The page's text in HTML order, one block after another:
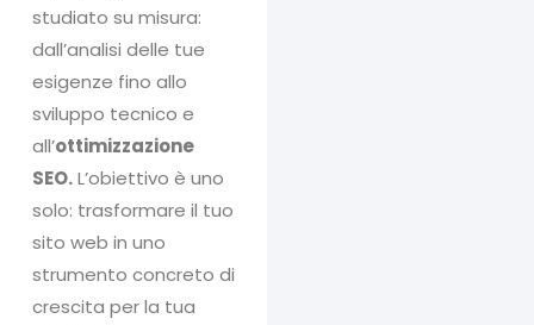
studiato su misura:
dall’analisi delle tue
esigenze fino allo
sviluppo tecnico e
all’ottimizzazione
SEO.L’obiettivo è uno
solo: trasformare il tuo
sito web in uno
strumento concreto di
crescita per la tua